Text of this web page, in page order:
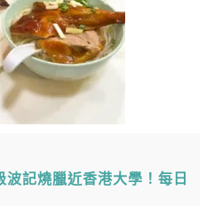
記燒臘近香港大學！每日